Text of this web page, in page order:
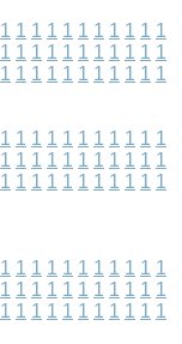
1 1 1 1 1 1 1 1 1 1 1
1 1 1 1 1 1 1 1 1 1 1
1 1 1 1 1 1 1 1 1 1 1
1 1 1 1 1 1 1 1 1 1 1
1 1 1 1 1 1 1 1 1 1 1
1 1 1 1 1 1 1 1 1 1 1
1 1 1 1 1 1 1 1 1 1 1
1 1 1 1 1 1 1 1 1 1 1
1 1 1 1 1 1 1 1 1 1 1